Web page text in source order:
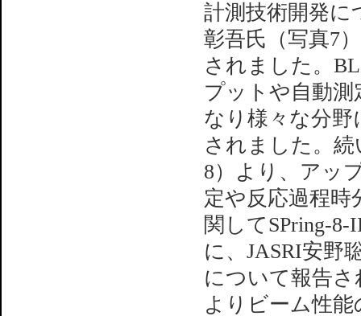
計測技術開発に
彰吾氏（写真7
されました。
プットや自動
なり様々な分
されました。
8）より、アッ
定や反応過程時
関してSPring-
に、JASRI安野
について報告
よりビーム性